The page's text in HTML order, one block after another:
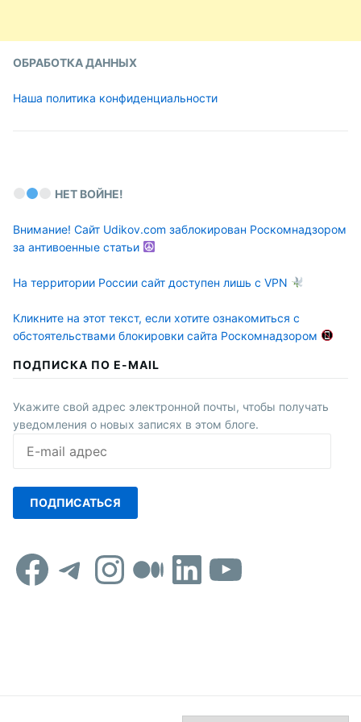
ОБРАБОТКА ДАННЫХ
Наша политика конфиденциальности
НЕТ ВОЙНЕ!
Внимание! Сайт Udikov.com заблокирован Роскомнадзором
за антивоенные статьи
На территории России сайт доступен лишь с VPN
Кликните на этот текст, если хотите ознакомиться с
обстоятельствами блокировки сайта Роскомнадзором
ПОДПИСКА ПО E-MAIL
Укажите свой адрес электронной почты, чтобы получать
уведомления о новых записях в этом блоге.
mail
ПОДПИСАТЬСЯ
Facebook
Telegram
Instagram
Средний
LinkedIn